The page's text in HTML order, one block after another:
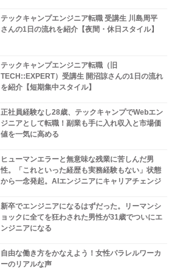
テックキャンプエンジニア転職 受講生 川島周平
さんの1日の流れを紹介【夜間・休日スタイル】
テックキャンプエンジニア転職（旧
TECH::EXPERT）受講生 開沼諒さんの1日の流れ
を紹介【短期集中スタイル】
正社員経験なし28歳、テックキャンプでWebエン
ジニアとして転職！副業も手に入れ収入と市場価
値を一気に高める
ヒューマンエラーと無意味な残業に苦しんだ男
性。「これといった経歴も実務経験もない」状態
から一念発起。AIエンジニアにキャリアチェンジ
新卒でエンジニアになるはずだった。リーマンシ
ョックに全てを狂わされた男性が31歳でついにエ
ンジニアになる
自由な働き方をかなえよう！女性パラレルワーカ
ーのリアルな声